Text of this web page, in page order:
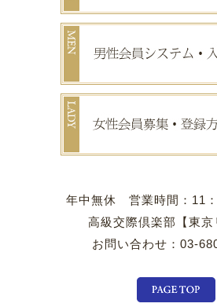
年中無休 営業時間：11
高級交際倶楽部【東京
お問い合わせ：03-